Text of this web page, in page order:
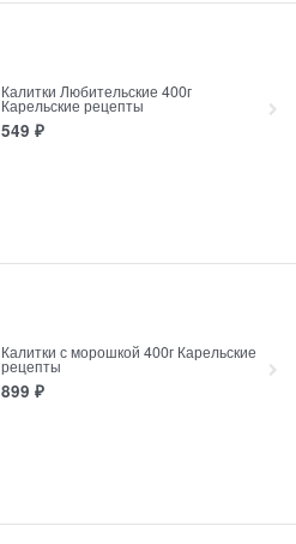
Калитки Любительские 400г
Карельские рецепты
549 ₽
Калитки с морошкой 400г Карельские
рецепты
899 ₽